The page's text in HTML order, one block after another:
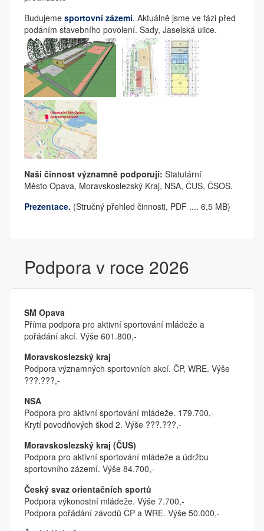
Budujeme sportovní zázemí. Aktuálně jsme ve fázi před
podáním stavebního povolení. Sady, Jaselská ulice.
Naši činnost významně podporují: Statutární
Město Opava, Moravskoslezský Kraj, NSA, ČUS, ČSOS.
Prezentace. (Stručný přehled činnosti, PDF .... 6,5 MB)
Podpora v roce 2026
SM Opava
Příma podpora pro aktivní sportování mládeže a
pořádání akcí. Výše 601.800,-
Moravskoslezský kraj
Podpora významných sportovních akcí. ČP, WRE. Výše
???.???,-
NSA
Podpora pro aktivní sportování mládeže. 179.700,-
Krytí povodňových škod 2. Výše ???.???,-
Moravskoslezský kraj (ČUS)
Podpora pro aktivní sportování mládeže a údržbu
sportovního zázemí. Výše 84.700,-
Český svaz orientačních sportů
Podpora výkonostní mládeže. Výše 7.700,-
Podpora pořádání závodů ČP a WRE. Výše 50.000,-